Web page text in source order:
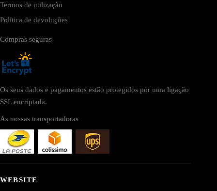
Termos de utilização
Política de devoluções
Compras seguras
Os seus dados e pagamentos estão protegidos por uma ligação
SSL encriptada.
As nossas transportadoras
WEBSITE